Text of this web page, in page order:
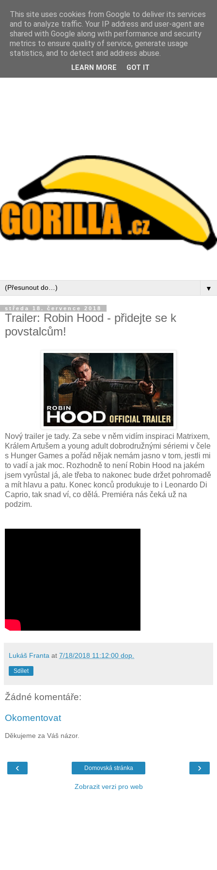
▼
středa 18. července 2018
Trailer: Robin Hood - přidejte se k
povstalcům!
Nový trailer je tady. Za sebe v něm vidím inspiraci Matrixem,
Králem Artušem a young adult dobrodružnými sériemi v čele
s Hunger Games a pořád nějak nemám jasno v tom, jestli mi
to vadí a jak moc. Rozhodně to není Robin Hood na jakém
jsem vyrůstal já, ale třeba to nakonec bude držet pohromadě
a mít hlavu a patu. Konec konců produkuje to i Leonardo Di
Caprio, tak snad ví, co dělá. Premiéra nás čeká už na
podzim.
Lukáš Franta at 7/18/2018 11:12:00 dop.
Sdílet
Žádné komentáře:
Okomentovat
Děkujeme za Váš názor.
‹ ›
Domovská stránka
Zobrazit verzi pro web
This site uses cookies from Google to deliver its services
and to analyze traffic. Your IP address and user-agent are
shared with Google along with performance and security
metrics to ensure quality of service, generate usage
statistics, and to detect and address abuse.
LEARN MORE GOT IT